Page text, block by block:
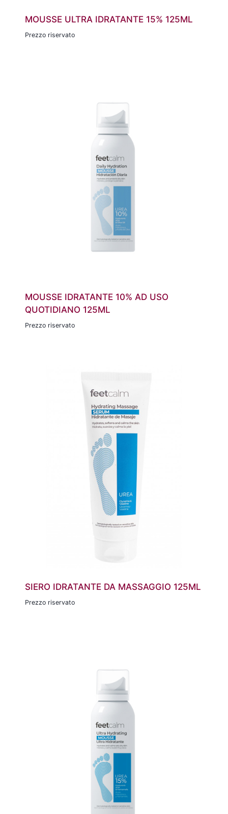
MOUSSE ULTRA IDRATANTE 15% 125ML
Prezzo riservato
MOUSSE IDRATANTE 10% AD USO
QUOTIDIANO 125ML
Prezzo riservato
SIERO IDRATANTE DA MASSAGGIO 125ML
Prezzo riservato